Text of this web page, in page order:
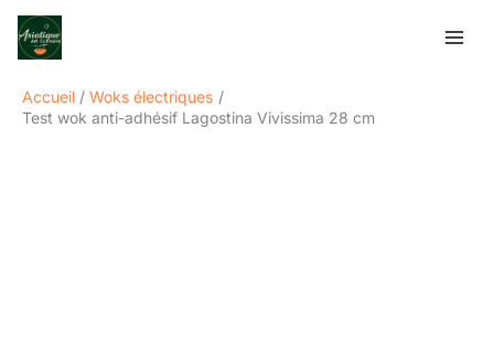
Aller
Accueil
Woks électriques
Test wok anti-adhésif Lagostina Vivissima 28 cm
Rechercher